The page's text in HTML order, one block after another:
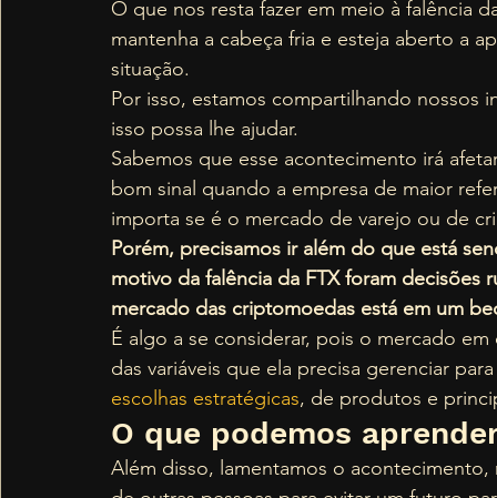
O que nos resta fazer em meio à falência
mantenha a cabeça fria e esteja aberto a
situação.
Por isso, estamos compartilhando
isso possa lhe ajudar.
Sabemos que esse acontecimento irá
bom sinal quando a empresa de maior
importa se é o mercado de varejo ou de
Porém, precisamos ir além do que está
motivo da falência da FTX foram
mercado das criptomoedas está em um
É algo a se considerar, pois o mercado
das variáveis que ela precisa gerenciar
escolhas estratégicas, de produtos e
O que podemos
Além disso, lamentamos o